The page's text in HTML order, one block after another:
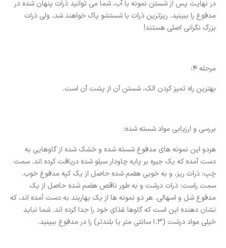
در نهایت پس از شستن نمونه با آب، شما می توانید ذرات پنهان شده در
مدفوع را ببینید. ریزترین ذرات با شستشو پاک خواهند شد، ولی ذرات
بزرگ نگرانی اصلی هستند!
مرحله 4:
بهترین راه تمیز کردن الک، شستن آن از پشت آن است.
بررسی و ارزیابی مواد شسته شده:
هردو این نمونه های مدفوع شسته شده و خشک شده از گاوهایی به
دست آمده که یک جیره بر پایه چاودار سیلو شده دریافت کرده اند. سمت
چپ: ذرات ریز، و به خوبی هضم شده حاصل از یک کپه مدفوع خوب.
سمت راست: ذرات درشت و به طور ناقص هضم شده حاصل از یک
مدفوع شل و اسهالی. هر دو نمونه ها از یک بهاربند به دست آمده اند، که
نشان دهنده این است که گاوها غذای خود را جدا کرده اند. شما نباید
خیلی مواد درشت (1.3 سانتی متر یا بلندتر) را در مدفوع ببینید.